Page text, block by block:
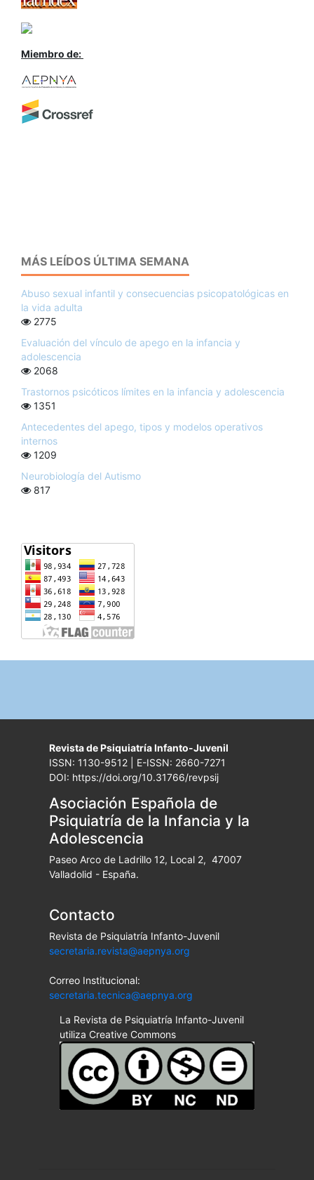
Miembro de:
MÁS LEÍDOS ÚLTIMA SEMANA
Abuso sexual infantil y consecuencias psicopatológicas en
la vida adulta
2775
Evaluación del vínculo de apego en la infancia y
adolescencia
2068
Trastornos psicóticos límites en la infancia y adolescencia
1351
Antecedentes del apego, tipos y modelos operativos
internos
1209
Neurobiología del Autismo
817
Revista de Psiquiatría Infanto-Juvenil
ISSN: 1130-9512 | E-ISSN: 2660-7271
DOI: https://doi.org/10.31766/revpsij
Asociación Española de
Psiquiatría de la Infancia y la
Adolescencia
Paseo Arco de Ladrillo 12, Local 2, 47007
Valladolid - España.
Contacto
Revista de Psiquiatría Infanto-Juvenil
secretaria.revista@aepnya.org
Correo Institucional:
secretaria.tecnica@aepnya.org
La Revista de Psiquiatría Infanto-Juvenil
utiliza Creative Commons